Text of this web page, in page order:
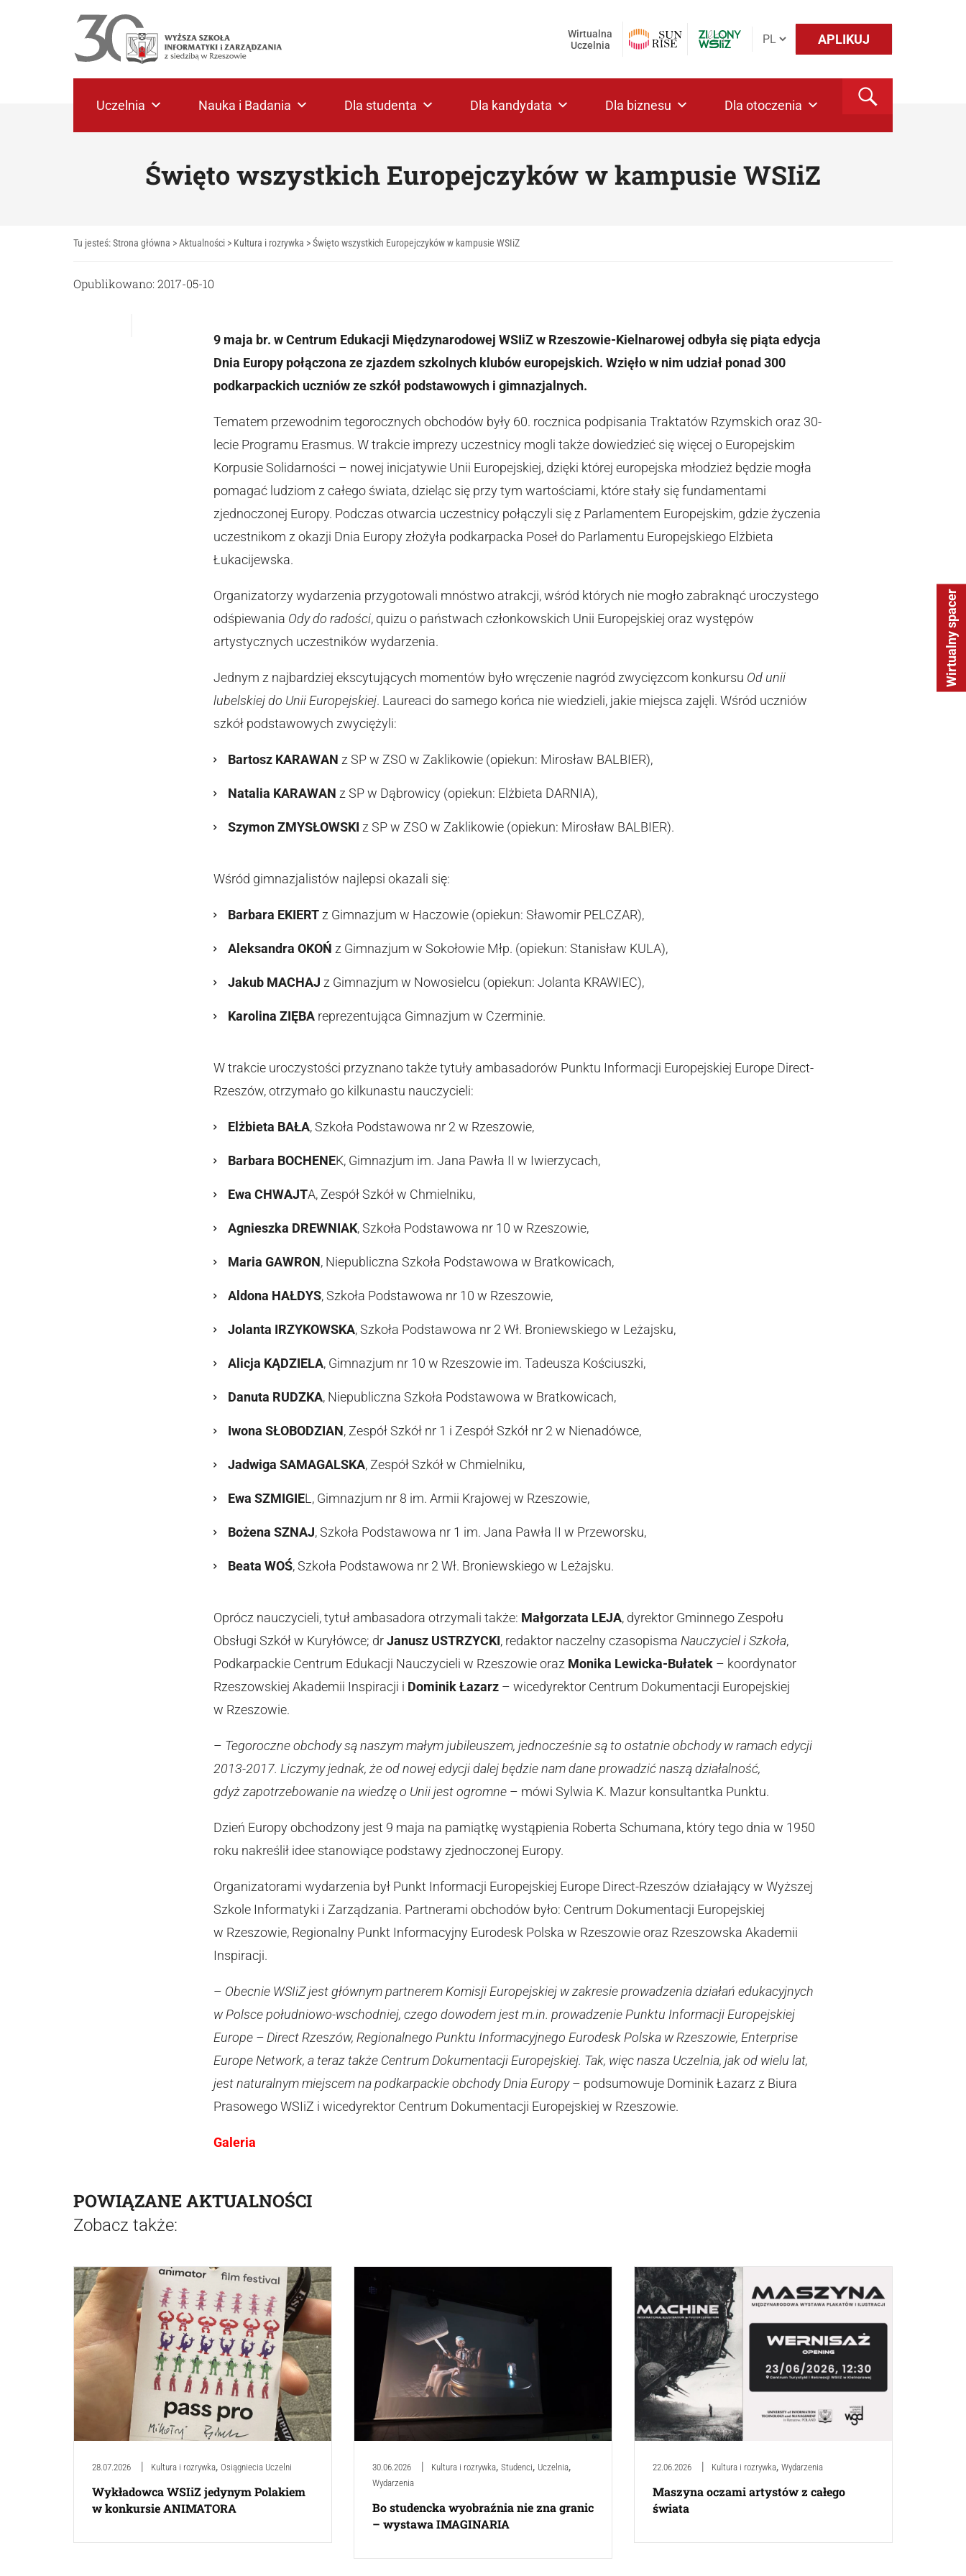
Wirtualny spacer
APLIKUJ
Wirtualna
Uczelnia
Uczelnia Nauka i Badania Dla studenta Dla kandydata Dla biznesu Dla otoczenia
Święto wszystkich Europejczyków w kampusie WSIiZ
Tu jesteś:Strona główna >Aktualności > Kultura i rozrywka >Święto wszystkich Europejczyków w kampusie WSIiZ
Opublikowano: 2017-05-10
9 maja br. w Centrum Edukacji Międzynarodowej WSIiZ w Rzeszowie-Kielnarowej odbyła się piąta edycja
Dnia Europy połączona ze zjazdem szkolnych klubów europejskich. Wzięło w nim udział ponad 300
podkarpackich uczniów ze szkół podstawowych i gimnazjalnych.
Tematem przewodnim tegorocznych obchodów były 60. rocznica podpisania Traktatów Rzymskich oraz 30-
lecie Programu Erasmus. W trakcie imprezy uczestnicy mogli także dowiedzieć się więcej o Europejskim
Korpusie Solidarności – nowej inicjatywie Unii Europejskiej, dzięki której europejska młodzież będzie mogła
pomagać ludziom z całego świata, dzieląc się przy tym wartościami, które stały się fundamentami
zjednoczonej Europy. Podczas otwarcia uczestnicy połączyli się z Parlamentem Europejskim, gdzie życzenia
uczestnikom z okazji Dnia Europy złożyła podkarpacka Poseł do Parlamentu Europejskiego Elżbieta
Łukacijewska.
Organizatorzy wydarzenia przygotowali mnóstwo atrakcji, wśród których nie mogło zabraknąć uroczystego
odśpiewania Ody do radości, quizu o państwach członkowskich Unii Europejskiej oraz występów
artystycznych uczestników wydarzenia.
Jednym z najbardziej ekscytujących momentów było wręczenie nagród zwycięzcom konkursu Od unii
lubelskiej do Unii Europejskiej. Laureaci do samego końca nie wiedzieli, jakie miejsca zajęli. Wśród uczniów
szkół podstawowych zwyciężyli:
Bartosz KARAWAN z SP w ZSO w Zaklikowie (opiekun: Mirosław BALBIER),
Natalia KARAWAN z SP w Dąbrowicy (opiekun: Elżbieta DARNIA),
Szymon ZMYSŁOWSKI z SP w ZSO w Zaklikowie (opiekun: Mirosław BALBIER).
Wśród gimnazjalistów najlepsi okazali się:
Barbara EKIERTz Gimnazjum w Haczowie (opiekun: Sławomir PELCZAR),
Aleksandra OKOŃ z Gimnazjum w Sokołowie Młp. (opiekun: Stanisław KULA),
Jakub MACHAJ z Gimnazjum w Nowosielcu (opiekun: Jolanta KRAWIEC),
Karolina ZIĘBAreprezentująca Gimnazjum w Czerminie.
W trakcie uroczystości przyznano także tytuły ambasadorów Punktu Informacji Europejskiej Europe Direct-
Rzeszów, otrzymało go kilkunastu nauczycieli:
Elżbieta BAŁA, Szkoła Podstawowa nr 2 w Rzeszowie,
Barbara BOCHENEK, Gimnazjum im. Jana Pawła II w Iwierzycach,
Ewa CHWAJTA, Zespół Szkół w Chmielniku,
Agnieszka DREWNIAK, Szkoła Podstawowa nr 10 w Rzeszowie,
Maria GAWRON, Niepubliczna Szkoła Podstawowa w Bratkowicach,
Aldona HAŁDYS, Szkoła Podstawowa nr 10 w Rzeszowie,
Jolanta IRZYKOWSKA, Szkoła Podstawowa nr 2 Wł. Broniewskiego w Leżajsku,
Alicja KĄDZIELA, Gimnazjum nr 10 w Rzeszowie im. Tadeusza Kościuszki,
Danuta RUDZKA, Niepubliczna Szkoła Podstawowa w Bratkowicach,
Iwona SŁOBODZIAN, Zespół Szkół nr 1 i Zespół Szkół nr 2 w Nienadówce,
Jadwiga SAMAGALSKA, Zespół Szkół w Chmielniku,
Ewa SZMIGIEL, Gimnazjum nr 8 im. Armii Krajowej w Rzeszowie,
Bożena SZNAJ, Szkoła Podstawowa nr 1 im. Jana Pawła II w Przeworsku,
Beata WOŚ, Szkoła Podstawowa nr 2 Wł. Broniewskiego w Leżajsku.
Oprócz nauczycieli, tytuł ambasadora otrzymali także: Małgorzata LEJA, dyrektor Gminnego Zespołu
Obsługi Szkół w Kuryłówce; drJanusz USTRZYCKI, redaktor naczelny czasopisma Nauczyciel i Szkoła,
Podkarpackie Centrum Edukacji Nauczycieli w Rzeszowie oraz Monika Lewicka-Bułatek– koordynator
Rzeszowskiej Akademii Inspiracji i Dominik Łazarz– wicedyrektor Centrum Dokumentacji Europejskiej
w Rzeszowie.
– Tegoroczne obchody są naszym małym jubileuszem, jednocześnie są to ostatnie obchody w ramach edycji
2013-2017. Liczymy jednak, że od nowej edycji dalej będzie nam dane prowadzić naszą działalność,
gdyż zapotrzebowanie na wiedzę o Unii jest ogromne– mówi Sylwia K. Mazur konsultantka Punktu.
Dzień Europy obchodzony jest 9 maja na pamiątkę wystąpienia Roberta Schumana, który tego dnia w 1950
roku nakreślił idee stanowiące podstawy zjednoczonej Europy.
Organizatorami wydarzenia był Punkt Informacji Europejskiej Europe Direct-Rzeszów działający w Wyższej
Szkole Informatyki i Zarządzania. Partnerami obchodów było: Centrum Dokumentacji Europejskiej
w Rzeszowie, Regionalny Punkt Informacyjny Eurodesk Polska w Rzeszowie oraz Rzeszowska Akademii
Inspiracji.
– Obecnie WSIiZ jest głównym partnerem Komisji Europejskiej w zakresie prowadzenia działań edukacyjnych
w Polsce południowo-wschodniej, czego dowodem jest m.in. prowadzenie Punktu Informacji Europejskiej
Europe – Direct Rzeszów, Regionalnego Punktu Informacyjnego Eurodesk Polska w Rzeszowie, Enterprise
Europe Network, a teraz także Centrum Dokumentacji Europejskiej. Tak, więc nasza Uczelnia, jak od wielu lat,
jest naturalnym miejscem na podkarpackie obchody Dnia Europy– podsumowuje Dominik Łazarz z Biura
Prasowego WSIiZ i wicedyrektor Centrum Dokumentacji Europejskiej w Rzeszowie.
Galeria
POWIĄZANE AKTUALNOŚCI
Zobacz także:
28.07.2026 Kultura i rozrywka, Osiągniecia Uczelni
Wykładowca WSIiZ jedynym Polakiem
w konkursie ANIMATORA
30.06.2026 Kultura i rozrywka, Studenci, Uczelnia,
Wydarzenia
Bo studencka wyobraźnia nie zna granic
– wystawa IMAGINARIA
22.06.2026 Kultura i rozrywka, Wydarzenia
Maszyna oczami artystów z całego
świata